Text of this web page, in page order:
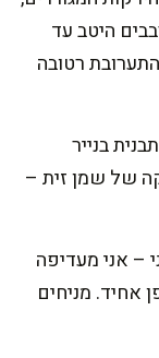
היטב עד
רטובה
תבנית בנייר
של שמן זית –
– אני מעדיפה
אחיד. מניחים